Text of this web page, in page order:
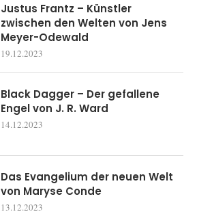
Justus Frantz – Künstler
zwischen den Welten von Jens
Meyer-Odewald
19.12.2023
Black Dagger – Der gefallene
Engel von J. R. Ward
14.12.2023
Das Evangelium der neuen Welt
von Maryse Conde
13.12.2023